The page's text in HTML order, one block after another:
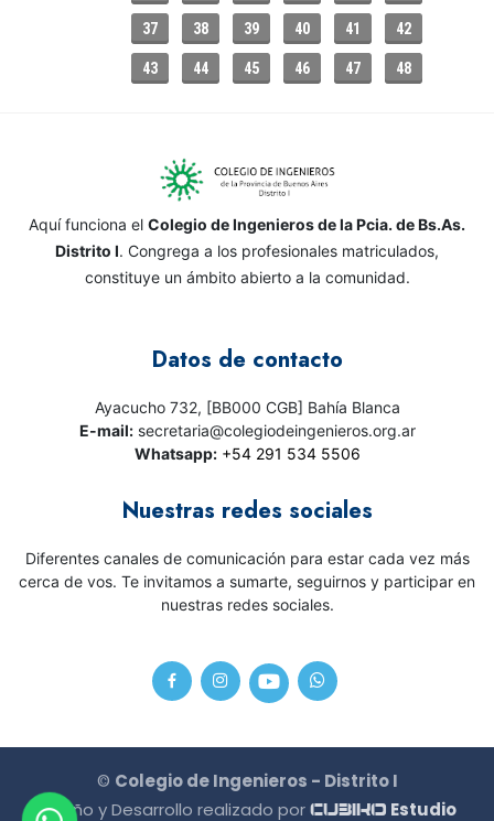
37 38 39 40 41 42
43 44 45 46 47 48
Aquí funciona el Colegio de Ingenieros de la Pcia. de Bs.As.
Distrito I. Congrega a los profesionales matriculados,
constituye un ámbito abierto a la comunidad.
Datos de contacto
Ayacucho 732, [BB000 CGB] Bahía Blanca
E-mail:secretaria@colegiodeingenieros.org.ar
Whatsapp: +54 291 534 5506
Nuestras redes sociales
Diferentes canales de comunicación para estar cada vez más
cerca de vos. Te invitamos a sumarte, seguirnos y participar en
nuestras redes sociales.
© Colegio de Ingenieros - Distrito I
Diseño y Desarrollo realizado por CU3IKO Estudio